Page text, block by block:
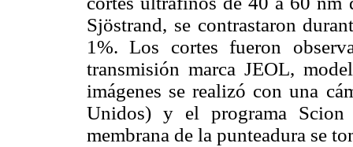
Sjöstrand, se contrastaron
1%. Los cortes fueron
transmisión marca JEOL,
imágenes se realizó con una
Unidos) y el programa
membrana de la punteadura se